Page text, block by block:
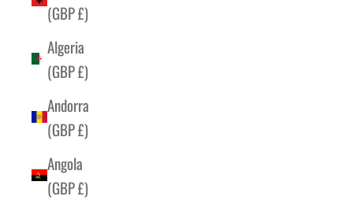
(GBP £)
Algeria
(GBP £)
Andorra
(GBP £)
Angola
(GBP £)